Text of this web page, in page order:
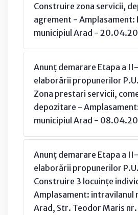
Construire zona servicii,
agrement - Amplasament:
municipiul Arad -
Anunț demarare Etapa a
elaborării propunerilor
Zona prestari servicii,
depozitare -
municipiul Arad -
Anunț demarare Etapa a
elaborării propunerilor
Construire 3 locuințe
Amplasament: intravilanul
Arad, Str. Teodor Maris